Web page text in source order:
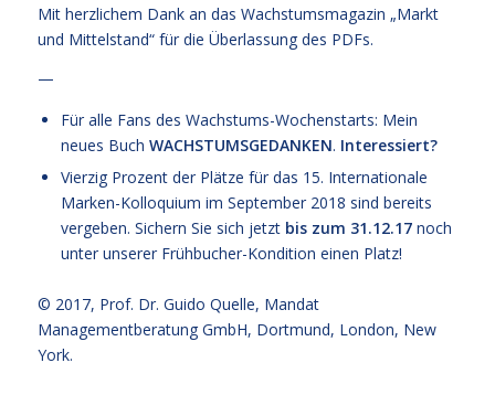
Mit herzlichem Dank an das Wachstumsmagazin „Markt
und Mittelstand“ für die Überlassung des PDFs.
—
Für alle Fans des Wachstums-Wochenstarts: Mein
neues Buch WACHSTUMSGEDANKEN. Interessiert?
Vierzig Prozent der Plätze für das 15. Internationale
Marken-Kolloquium im September 2018 sind bereits
vergeben. Sichern Sie sich jetzt bis zum 31.12.17noch
unter unserer Frühbucher-Kondition einen Platz!
© 2017, Prof. Dr. Guido Quelle, Mandat
Managementberatung GmbH, Dortmund, London, New
York.